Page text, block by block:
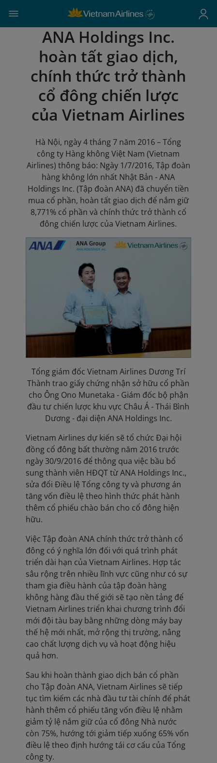
ANA Holdings Inc.
hoàn tất giao dịch,
chính thức trở thành
cổ đông chiến lược
của Vietnam Airlines
Hà Nội, ngày 4 tháng 7 năm 2016 – Tổng
công ty Hàng không Việt Nam (Vietnam
Airlines) thông báo: Ngày 1/7/2016, Tập đoàn
hàng không lớn nhất Nhật Bản - ANA
Holdings Inc. (Tập đoàn ANA) đã chuyển tiền
mua cổ phần, hoàn tất giao dịch để nắm giữ
8,771% cổ phần và chính thức trở thành cổ
đông chiến lược của Vietnam Airlines.
Tổng giám đốc Vietnam Airlines Dương Trí
Thành trao giấy chứng nhận sở hữu cổ phần
cho Ông Ono Munetaka - Giám đốc bộ phận
đầu tư chiến lược khu vực Châu Á - Thái Bình
Dương - đại diện ANA Holdings Inc.
Vietnam Airlines dự kiến sẽ tổ chức Đại hội
đồng cổ đông bất thường năm 2016 trước
ngày 30/9/2016 để thông qua việc bầu bổ
sung thành viên HĐQT từ ANA Holdings Inc.,
sửa đổi Điều lệ Tổng công ty và phương án
tăng vốn điều lệ theo hình thức phát hành
thêm cổ phiếu chào bán cho cổ đông hiện
hữu.
Việc Tập đoàn ANA chính thức trở thành cổ
đông có ý nghĩa lớn đối với quá trình phát
triển dài hạn của Vietnam Airlines. Hợp tác
sâu rộng trên nhiều lĩnh vực cũng như có sự
tham gia điều hành của tập đoàn hàng
không hàng đầu thế giới sẽ tạo nền tảng để
Vietnam Airlines triển khai chương trình đổi
mới đội tàu bay bằng những dòng máy bay
thế hệ mới nhất, mở rộng thị trường, nâng
cao chất lượng dịch vụ và hoạt động hiệu
quả hơn.
Sau khi hoàn thành giao dịch bán cổ phần
cho Tập đoàn ANA, Vietnam Airlines sẽ tiếp
tục tìm kiếm các nhà đầu tư tài chính để phát
hành thêm cổ phiếu tăng vốn điều lệ nhằm
giảm tỷ lệ nắm giữ của cổ đông Nhà nước
còn 75%, hướng tới giảm tiếp xuống 65% vốn
điều lệ theo định hướng tái cơ cấu của Tổng
công ty.